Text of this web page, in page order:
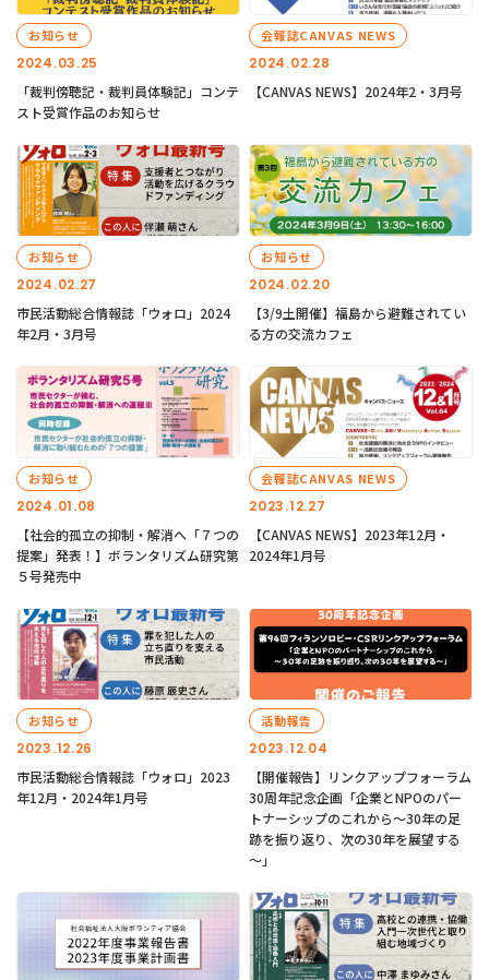
2024.03.25
お知らせ
「裁判傍聴記・裁判員体験記」コンテ
スト受賞作品のお知らせ
2024.02.28
会報誌CANVAS NEWS
【CANVAS NEWS】2024年2・3月号
2024.02.27
お知らせ
市民活動総合情報誌「ウォロ」2024
年2月・3月号
2024.02.20
お知らせ
【3/9土開催】福島から避難されてい
る方の交流カフェ
2024.01.08
お知らせ
【社会的孤立の抑制・解消へ「７つの
提案」発表！】ボランタリズム研究第
５号発売中
2023.12.27
会報誌CANVAS NEWS
【CANVAS NEWS】2023年12月・
2024年1月号
2023.12.26
お知らせ
市民活動総合情報誌「ウォロ」2023
年12月・2024年1月号
2023.12.04
活動報告
【開催報告】リンクアップフォーラム
30周年記念企画「企業とNPOのパー
トナーシップのこれから～30年の足
跡を振り返り、次の30年を展望する
～」